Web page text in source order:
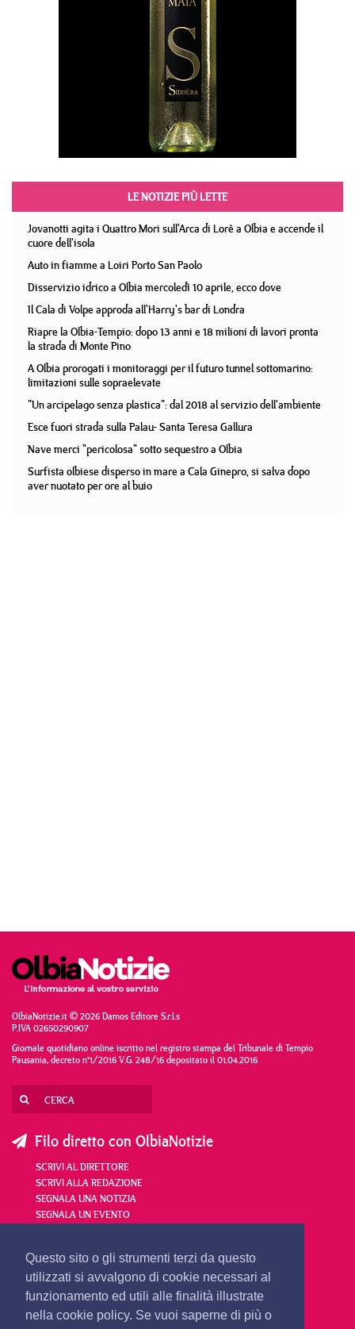
Questo sito o gli strumenti terzi da questo
utilizzati si avvalgono di cookie necessari al
funzionamento ed utili alle finalità illustrate
nella cookie policy. Se vuoi saperne di più o
LE NOTIZIE PIÙ LETTE
Jovanotti agita i Quattro Mori sull'Arca di Lorè a Olbia e accende il
cuore dell'isola
Auto in fiamme a Loiri Porto San Paolo
Disservizio idrico a Olbia mercoledì 10 aprile, ecco dove
Il Cala di Volpe approda all'Harry's bar di Londra
Riapre la Olbia-Tempio: dopo 13 anni e 18 milioni di lavori pronta
la strada di Monte Pino
A Olbia prorogati i monitoraggi per il futuro tunnel sottomarino:
limitazioni sulle sopraelevate
"Un arcipelago senza plastica": dal 2018 al servizio dell'ambiente
Esce fuori strada sulla Palau- Santa Teresa Gallura
Nave merci "pericolosa" sotto sequestro a Olbia
Surfista olbiese disperso in mare a Cala Ginepro, si salva dopo
aver nuotato per ore al buio
OlbiaNotizie.it © 2026 Damos Editore S.r.l.s
P.IVA 02650290907
Giornale quotidiano online iscritto nel registro stampa del Tribunale di Tempio
Pausania, decreto n°1/2016 V.G. 248/16 depositato il 01.04.2016
Filo diretto con OlbiaNotizie
SCRIVI AL DIRETTORE
SCRIVI ALLA REDAZIONE
SEGNALA UNA NOTIZIA
SEGNALA UN EVENTO
redazione@olbianotizie.it